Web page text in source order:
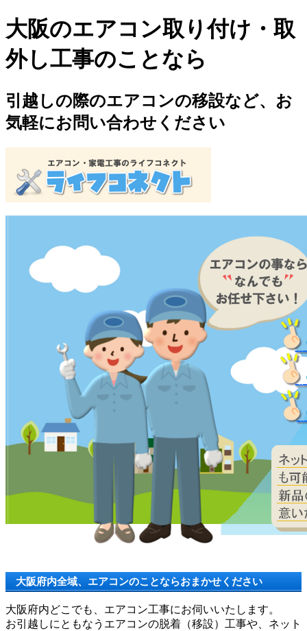
大阪のエアコン取り付け・取
外し工事のことなら
引越しの際のエアコンの移設など、お
気軽にお問い合わせください
大阪府内全域、エアコンのことならおまかせください
大阪府内どこでも、エアコン工事にお伺いいたします。
お引越しにともなうエアコンの脱着（移設）工事や、ネット